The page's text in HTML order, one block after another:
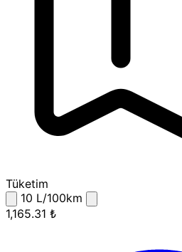
Tüketim
10 L/100km
1,165.31 ₺